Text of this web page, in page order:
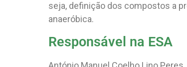
seja, definição dos compostos a
anaeróbica.
Responsável na ESA